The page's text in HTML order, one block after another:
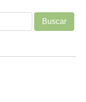
Buscar